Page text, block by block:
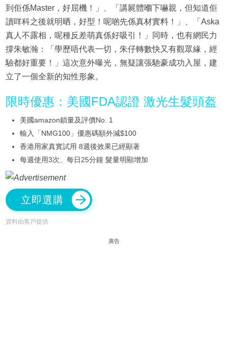
到佢係Master，好屈機！」、「講屍體嗰下嚇親，但知道佢
讀咩科之後就明晒，好型！呢啲先係真材實料！」、「Aska
真人不露相，呢種反差萌真係好吸引！」同時，也有網民力
撐朱敏瀚：「學歷唔代表一切，朱仔轉數快又有觀眾緣，經
驗都好重要！」這次意外曝光，無疑讓張馳豪成功入屋，建
立了一個全新的知性形象。
限時優惠：美國FDA認證 激光生髮頭盔
美國amazon鎖量及評價No. 1
輸入「NMG100」優惠碼額外減$100
香港用家真實試用 8週後效果已經顯著
每週使用3次、每日25分鐘 髮量明顯增加
立即選購
資料由客戶提供
廣告